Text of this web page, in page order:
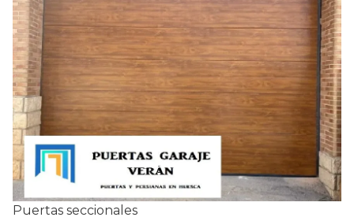
Puertas seccionales